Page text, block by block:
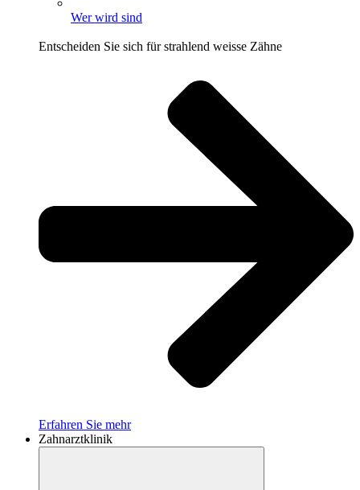
Wer wird sind
Entscheiden Sie sich für strahlend weisse Zähne
Erfahren Sie mehr
Zahnarztklinik